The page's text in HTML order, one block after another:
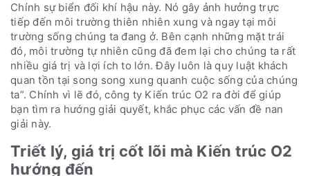
Chính sự biển đối khí hậu này. Nó gây ảnh hưởng trực
tiếp đến môi trường thiên nhiên xung và ngay tại môi
trường sống chúng ta đang ở. Bên cạnh những mặt trái
đó, môi trường tự nhiên cũng đã đem lại cho chúng ta rất
nhiều giá trị và lợi ích to lớn. Đây luôn là quy luật khách
quan tồn tại song song xung quanh cuộc sống của chúng
ta”. Chính vì lẽ đó, công ty Kiến trúc O2 ra đời để giúp
bạn tìm ra hướng giải quyết, khắc phục các vấn đề nan
giải này.
Triết lý, giá trị cốt lõi mà Kiến trúc O2
hướng đến